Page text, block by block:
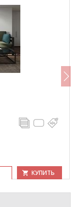
КУПИТЬ